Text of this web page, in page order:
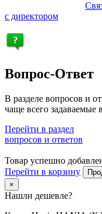
с директором
Вопрос-Ответ
В разделе вопросов и
чаще всего задаваемые
Перейти в раздел
вопросов и ответов
Товар успешно
Перейти в корзину
×
Нашли дешевле?